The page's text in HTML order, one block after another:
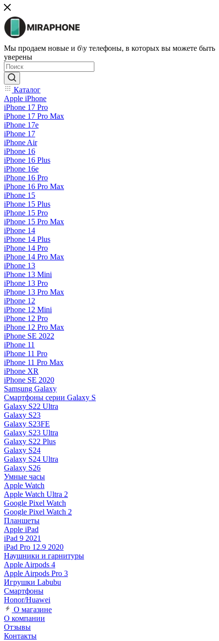
Мы продаем новые и б\у телефоны, в которых вы можете быть
уверены
Каталог
Apple iPhone
iPhone 17 Pro
iPhone 17 Pro Max
iPhone 17e
iPhone 17
iPhone Air
iPhone 16
iPhone 16 Plus
iPhone 16e
iPhone 16 Pro
iPhone 16 Pro Max
iPhone 15
iPhone 15 Plus
iPhone 15 Pro
iPhone 15 Pro Max
iPhone 14
iPhone 14 Plus
iPhone 14 Pro
iPhone 14 Pro Max
iPhone 13
iPhone 13 Mini
iPhone 13 Pro
iPhone 13 Pro Max
iPhone 12
iPhone 12 Mini
iPhone 12 Pro
iPhone 12 Pro Max
iPhone SE 2022
iPhone 11
iPhone 11 Pro
iPhone 11 Pro Max
iPhone XR
iPhone SE 2020
Samsung Galaxy
Смартфоны серии Galaxy S
Galaxy S22 Ultra
Galaxy S23
Galaxy S23FE
Galaxy S23 Ultra
Galaxy S22 Plus
Galaxy S24
Galaxy S24 Ultra
Galaxy S26
Умные часы
Apple Watch
Apple Watch Ultra 2
Google Pixel Watch
Google Pixel Watch 2
Планшеты
Apple iPad
iPad 9 2021
iPad Pro 12.9 2020
Наушники и гарнитуры
Apple Airpods 4
Apple Airpods Pro 3
Игрушки Labubu
Смартфоны
Honor/Huawei
О магазине
О компании
Отзывы
Контакты